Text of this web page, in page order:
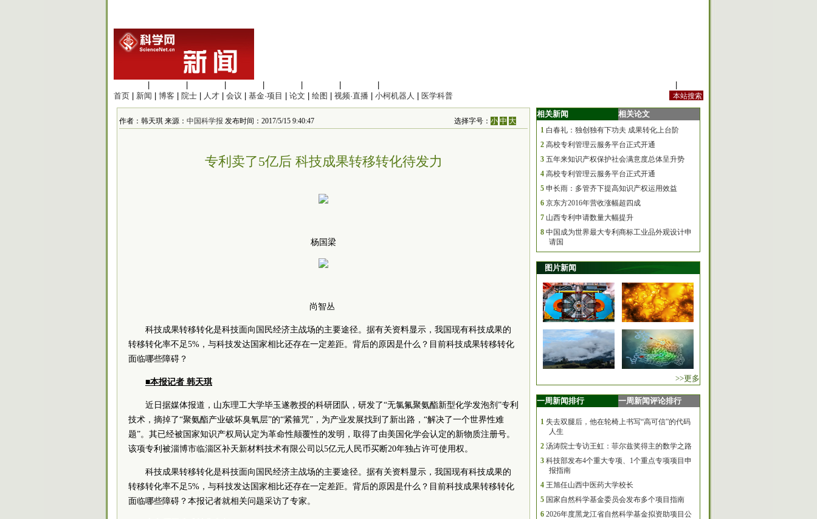
首页
新闻 博客 院士 人才 会议 基金·项目 论文 绘图 视频·直播 小柯机器人 医学科普
作者：韩天琪 来源： 中国科学报 发布时间：2017/5/15 9:40:47 选择字号：小 中 大
专利卖了5亿后 科技成果转移转化待发力
杨国梁
尚智丛
科技成果转移转化是科技面向国民经济主战场的主要途径。据有关资料显示，我国现有科技成果的
转移转化率不足5%，与科技发达国家相比还存在一定差距。背后的原因是什么？目前科技成果转移转化
面临哪些障碍？
■本报记者 韩天琪
近日据媒体报道，山东理工大学毕玉遂教授的科研团队，研发了“无氯氟聚氨酯新型化学发泡剂”专利
技术，摘掉了“聚氨酯产业破坏臭氧层”的“紧箍咒”，为产业发展找到了新出路，“解决了一个世界性难
题”。其已经被国家知识产权局认定为革命性颠覆性的发明，取得了由美国化学会认定的新物质注册号。
该项专利被淄博市临淄区补天新材料技术有限公司以5亿元人民币买断20年独占许可使用权。
科技成果转移转化是科技面向国民经济主战场的主要途径。据有关资料显示，我国现有科技成果的
转移转化率不足5%，与科技发达国家相比还存在一定差距。背后的原因是什么？目前科技成果转移转化
面临哪些障碍？本报记者就相关问题采访了专家。
相关新闻 相关论文
1 白春礼：独创独有下功夫 成果转化上台阶
2 高校专利管理云服务平台正式开通
3 五年来知识产权保护社会满意度总体呈升势
4 高校专利管理云服务平台正式开通
5 申长雨：多管齐下提高知识产权运用效益
6 京东方2016年营收涨幅超四成
7 山西专利申请数量大幅提升
8 中国成为世界最大专利商标工业品外观设计申
请国
图片新闻
>>更多
一周新闻排行 一周新闻评论排行
1 失去双腿后，他在轮椅上书写“高可信”的代码
人生
2 汤涛院士专访王虹：菲尔兹奖得主的数学之路
3 科技部发布4个重大专项、1个重点专项项目申
报指南
4 王旭任山西中医药大学校长
5 国家自然科学基金委员会发布多个项目指南
6 2026年度黑龙江省自然科学基金拟资助项目公